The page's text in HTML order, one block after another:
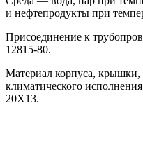
и нефтепродукты при
Присоединение к
12815-80.
Материал корпуса,
климатического
20Х13.